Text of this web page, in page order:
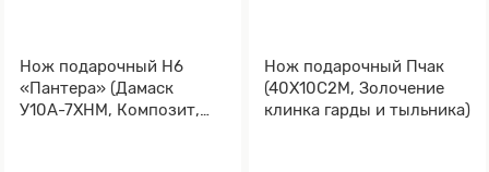
Нож подарочный Н6
«Пантера» (Дамаск
У10А-7ХНМ, Композит,
Нож подарочный Пчак
(40Х10С2М, Золочение
клинка гарды и тыльника)